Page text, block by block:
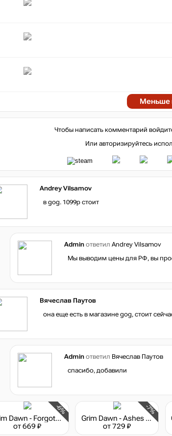
Меньше
Чтобы написать комментарий
Или авторизируйтесь
Andrey Vilsamov
в gog. 1099р стоит
Admin ответил Andrey Vilsamov
Мы выводим цены для РФ, вы
Вячеслав Паутов
она еще есть в магазине gog, стоит
Admin ответил Вячеслав Паутов
спасибо, добавили
-6%
Grim Dawn - Forgotten Gods Expansion
от 669 ₽
-7%
Grim Dawn - Ashes of Malmouth Expansion
от 729 ₽